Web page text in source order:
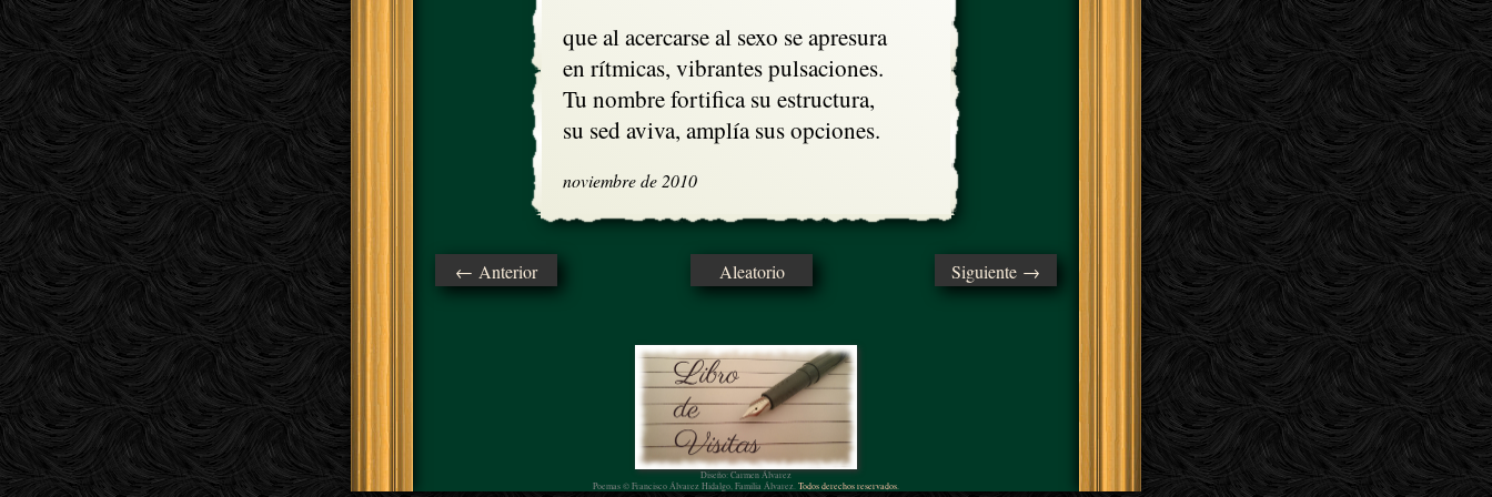
que al acercarse al sexo se apresura
en rítmicas, vibrantes pulsaciones.
Tu nombre fortifica su estructura,
su sed aviva, amplía sus opciones.
noviembre de 2010
← Anterior Aleatorio Siguiente →
Diseño: Carmen Álvarez
Poemas © Francisco Álvarez Hidalgo, Familia Álvarez. Todos derechos reservados.